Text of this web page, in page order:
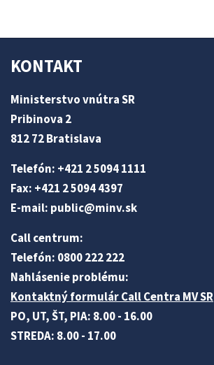
KONTAKT
Ministerstvo vnútra SR
Pribinova 2
812 72 Bratislava
Telefón: +421 2 5094 1111
Fax: +421 2 5094 4397
E-mail: public@minv.sk
Call centrum:
Telefón: 0800 222 222
Nahlásenie problému:
Kontaktný formulár Call Centra MV SR
PO, UT, ŠT, PIA: 8.00 - 16.00
STREDA: 8.00 - 17.00